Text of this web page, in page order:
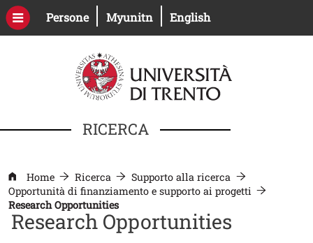
Salta al contenuto principale
PersoneApri il link in una nuova finestra
MyunitnApri il link in una nuova
English
RICERCA
Home Ricerca
Supporto alla ricerca
Opportunità di finanziamento e supporto ai progetti
Research Opportunities
Research Opportunities